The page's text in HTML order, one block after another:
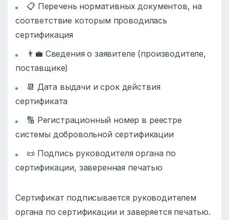
📋 Перечень нормативных документов, на
соответствие которым проводилась
сертификация
👨‍💼 Сведения о заявителе (производителе,
поставщике)
📆 Дата выдачи и срок действия
сертификата
🔢 Регистрационный номер в реестре
системы добровольной сертификации
📜 Подпись руководителя органа по
сертификации, заверенная печатью
Сертификат подписывается руководителем
органа по сертификации и заверяется печатью.